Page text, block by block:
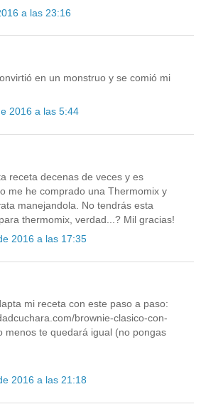
a las 23:16
en un monstruo y se comió mi
2016 a las 5:44
receta decenas de veces y es
me he comprado una Thermomix y
manejandola. No tendrás esta
thermomix, verdad...? Mil gracias!
2016 a las 17:35
mi receta con este paso a paso:
brownie-clasico-con-
menos te quedará igual (no pongas
2016 a las 21:18